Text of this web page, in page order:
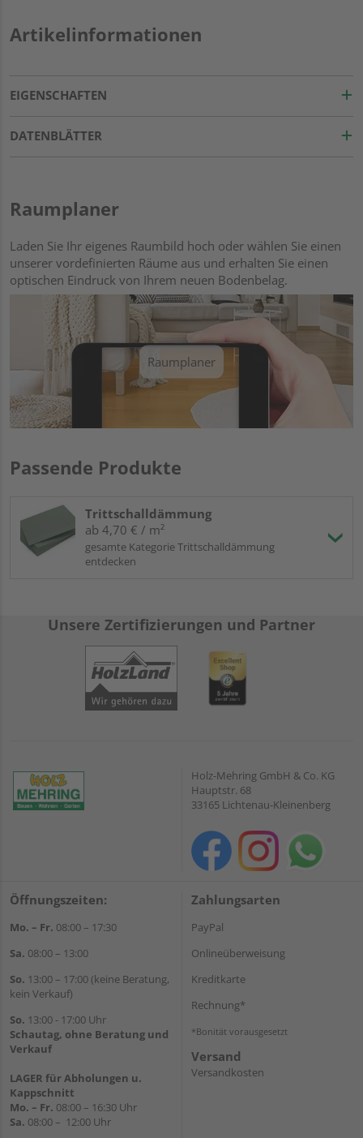
Artikelinformationen
EIGENSCHAFTEN
DATENBLÄTTER
Raumplaner
Laden Sie Ihr eigenes Raumbild hoch oder wählen Sie einen
unserer vordefinierten Räume aus und erhalten Sie einen
optischen Eindruck von Ihrem neuen Bodenbelag.
Raumplaner
Passende Produkte
Trittschalldämmung
ab 4,70 € / m²
gesamte Kategorie Trittschalldämmung
entdecken
Unsere Zertifizierungen und Partner
Holz-Mehring GmbH & Co. KG
Hauptstr. 68
33165 Lichtenau-Kleinenberg
Öffnungszeiten:
Mo. – Fr. 08:00 – 17:30
Sa. 08:00 – 13:00
So. 13:00 – 17:00 (keine Beratung,
kein Verkauf)
So. 13:00 - 17:00 Uhr
Schautag, ohne Beratung und
Verkauf
LAGER für Abholungen u.
Kappschnitt
Mo. – Fr. 08:00 – 16:30 Uhr
Sa. 08:00 – 12:00 Uhr
Zahlungsarten
PayPal
Onlineüberweisung
Kreditkarte
Rechnung*
*Bonität vorausgesetzt
Versand
Versandkosten